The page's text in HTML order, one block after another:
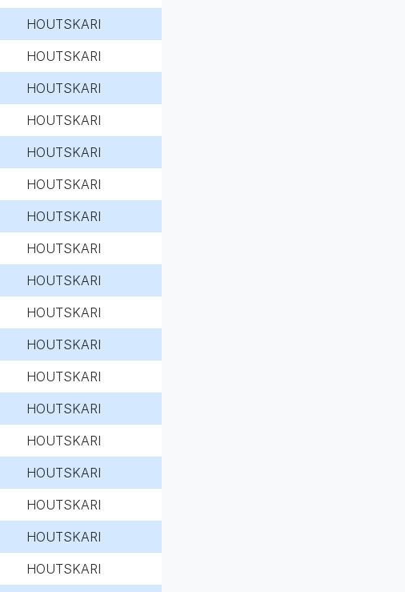
HOUTSKARI
HOUTSKARI
HOUTSKARI
HOUTSKARI
HOUTSKARI
HOUTSKARI
HOUTSKARI
HOUTSKARI
HOUTSKARI
HOUTSKARI
HOUTSKARI
HOUTSKARI
HOUTSKARI
HOUTSKARI
HOUTSKARI
HOUTSKARI
HOUTSKARI
HOUTSKARI